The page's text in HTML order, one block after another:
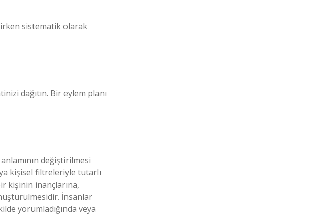
sistematik olarak
dağıtın. Bir eylem planı
değiştirilmesi
kişisel filtreleriyle tutarlı
kişinin inançlarına,
İnsanlar
yorumladığında veya